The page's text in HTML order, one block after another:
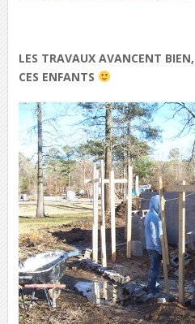
LES TRAVAUX AVANCENT
CES ENFANTS